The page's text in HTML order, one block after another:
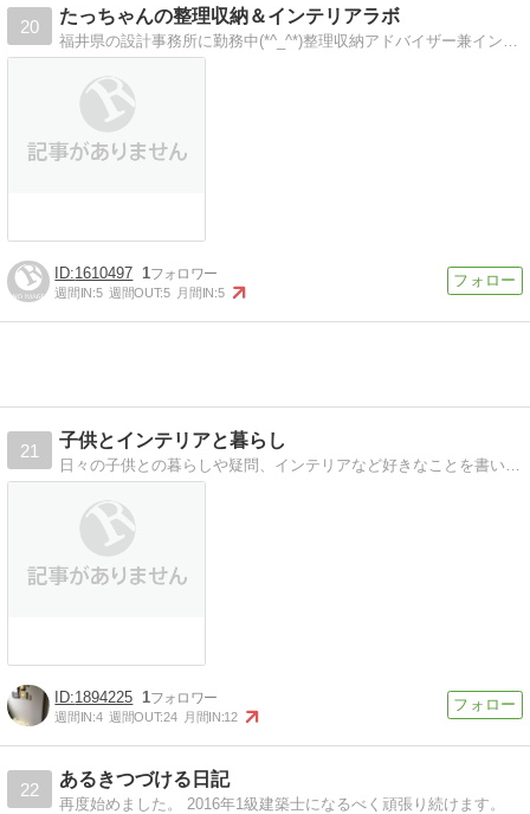
20
たっちゃんの整理収納＆インテリアラボ
1610497 1
週間IN:5 週間OUT:5 月間IN:5
21
子供とインテリアと暮らし
1894225 1
週間IN:4 週間OUT:24 月間IN:12
22
あるきつづける日記
再度始めました。 2016年1級建築士になるべく頑張り続けます。